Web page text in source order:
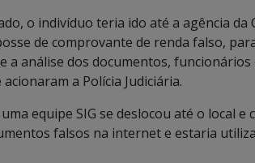
o indivíduo teria ido até a agência da
de comprovante de renda falso,
a análise dos documentos,
a Polícia Judiciária.
equipe SIG se deslocou até o local
falsos na internet e estaria